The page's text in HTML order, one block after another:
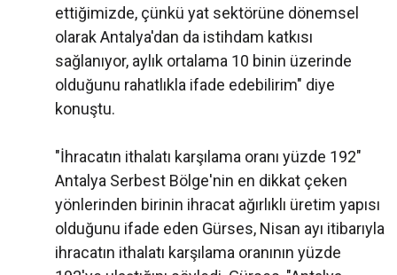
ettiğimizde, çünkü yat sektörüne dönemsel
olarak Antalya'dan da istihdam katkısı
sağlanıyor, aylık ortalama 10 binin üzerinde
olduğunu rahatlıkla ifade edebilirim" diye
konuştu.
"İhracatın ithalatı karşılama oranı yüzde 192"
Antalya Serbest Bölge'nin en dikkat çeken
yönlerinden birinin ihracat ağırlıklı üretim yapısı
olduğunu ifade eden Gürses, Nisan ayı itibarıyla
ihracatın ithalatı karşılama oranının yüzde